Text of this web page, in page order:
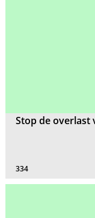
Stop de overlast
334